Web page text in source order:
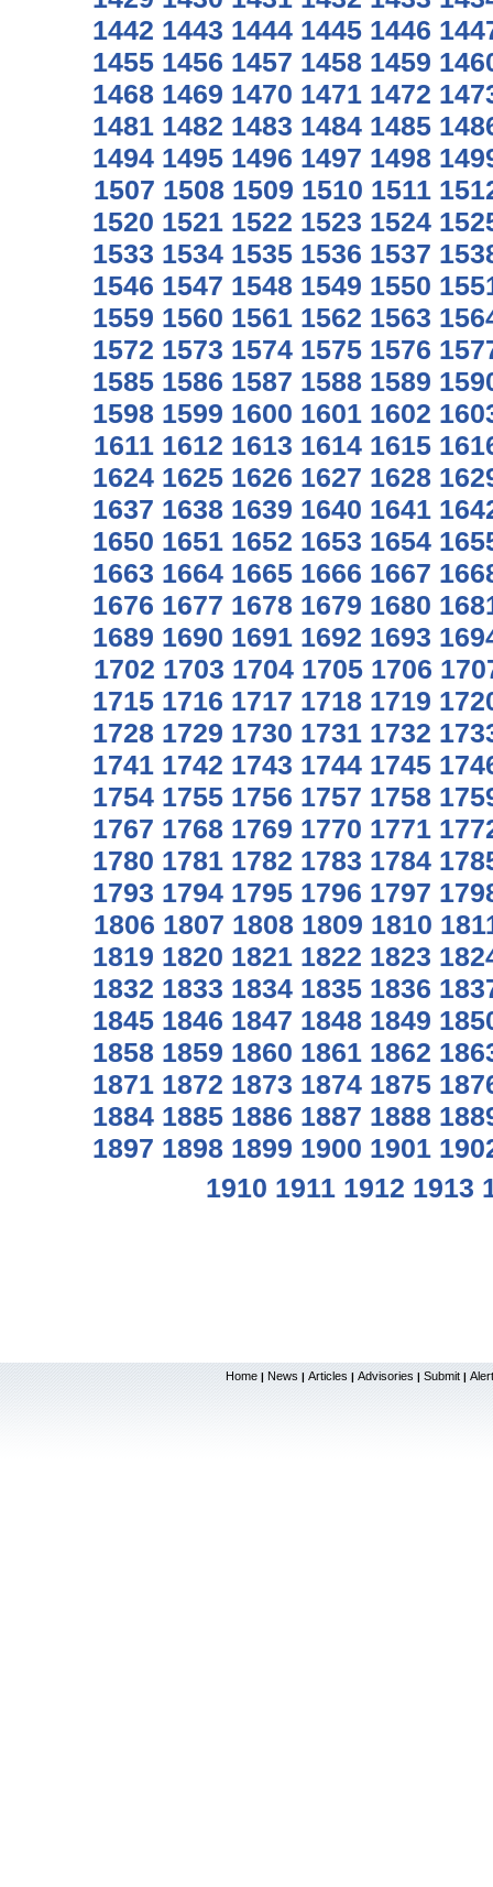
1442 1443 1444 1445 1446
1455 1456 1457 1458 1459
1468 1469 1470 1471 1472
1481 1482 1483 1484 1485
1494 1495 1496 1497 1498
1507 1508 1509 1510 1511
1520 1521 1522 1523 1524
1533 1534 1535 1536 1537
1546 1547 1548 1549 1550
1559 1560 1561 1562 1563
1572 1573 1574 1575 1576
1585 1586 1587 1588 1589
1598 1599 1600 1601 1602
1611 1612 1613 1614 1615
1624 1625 1626 1627 1628
1637 1638 1639 1640 1641
1650 1651 1652 1653 1654
1663 1664 1665 1666 1667
1676 1677 1678 1679 1680
1689 1690 1691 1692 1693
1702 1703 1704 1705 1706
1715 1716 1717 1718 1719
1728 1729 1730 1731 1732
1741 1742 1743 1744 1745
1754 1755 1756 1757 1758
1767 1768 1769 1770 1771
1780 1781 1782 1783 1784
1793 1794 1795 1796 1797
1806 1807 1808 1809 1810
1819 1820 1821 1822 1823
1832 1833 1834 1835 1836
1845 1846 1847 1848 1849
1858 1859 1860 1861 1862
1871 1872 1873 1874 1875
1884 1885 1886 1887 1888
1897 1898 1899 1900 1901
1910 1911 1912 1913
Home | News | Articles | Advisories | Submit |